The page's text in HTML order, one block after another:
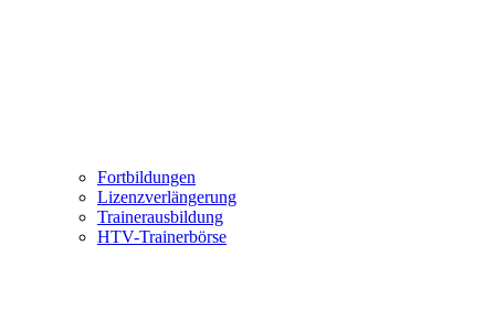
Fortbildungen
Lizenzverlängerung
Trainerausbildung
HTV-Trainerbörse